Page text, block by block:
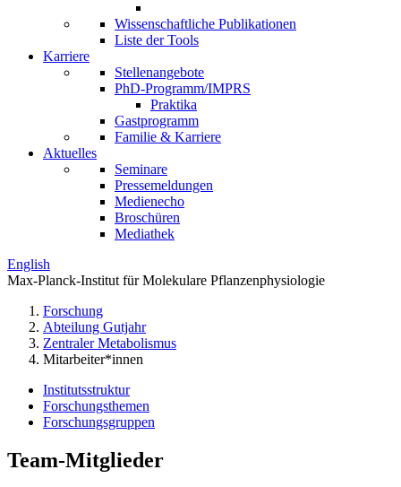
Wissenschaftliche Publikationen
Liste der Tools
Karriere
Stellenangebote
PhD-Programm/IMPRS
Praktika
Gastprogramm
Familie & Karriere
Aktuelles
Seminare
Pressemeldungen
Medienecho
Broschüren
Mediathek
English
Max-Planck-Institut für Molekulare Pflanzenphysiologie
Forschung
Abteilung Gutjahr
Zentraler Metabolismus
Mitarbeiter*innen
Institutsstruktur
Forschungsthemen
Forschungsgruppen
Team-Mitglieder